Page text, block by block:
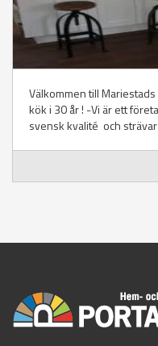
Välkommen till
kök i 30 år ! -Vi är ett
svensk kvalité och